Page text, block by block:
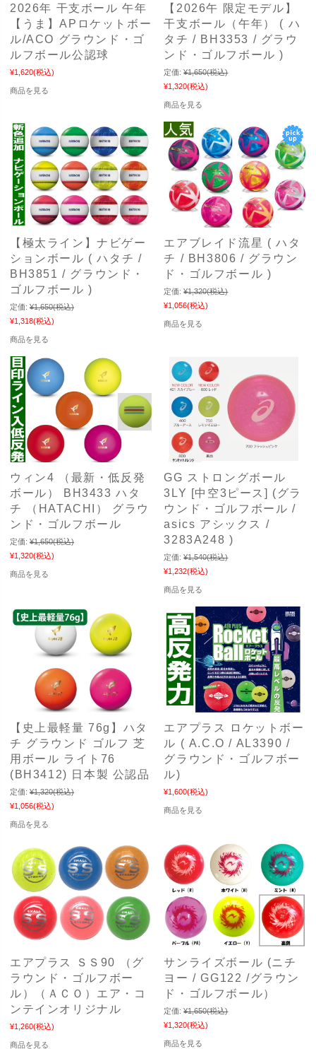
2026年 干支ボール 午年
【うま】APロケットボー
ル/ACO グラウンド・ゴ
ルフボール公認球
¥1,620(税込)
商品を見る
【2026午 限定モデル】
干支ボール（午年） ( ハ
タチ / BH3353 / グラウ
ンド・ゴルフボール )
定価: ¥1,650(税込)
¥1,320(税込)
商品を見る
【極太ライン】ナビゲー
ションボール ( ハタチ /
BH3851 / グラウンド・
ゴルフボール )
定価: ¥1,650(税込)
¥1,318(税込)
商品を見る
エアブレイド流星 ( ハタ
チ / BH3806 / グラウン
ド・ゴルフボール )
定価: ¥1,320(税込)
¥1,056(税込)
商品を見る
ウィン4 （最新・低反発
ボール） BH3433 ハタ
チ （HATACHI） グラウ
ンド・ゴルフボール
定価: ¥1,650(税込)
¥1,320(税込)
商品を見る
GG ストロングボール
3LY [中空3ピース] (グラ
ウンド・ゴルフボール /
asics アシックス /
3283A248 )
定価: ¥1,540(税込)
¥1,232(税込)
商品を見る
【史上最軽量 76g】ハタ
チ グラウンド ゴルフ 芝
用ボール ライト76
(BH3412) 日本製 公認品
定価: ¥1,320(税込)
¥1,056(税込)
商品を見る
エアプラス ロケットボー
ル ( A.C.O / AL3390 /
グラウンド・ゴルフボー
ル)
¥1,600(税込)
商品を見る
エアプラス ＳＳ90 （グ
ラウンド・ゴルフボー
ル）（ＡＣＯ）エア・コ
ンテインオリジナル
¥1,260(税込)
商品を見る
サンライズボール (ニチ
ヨー / GG122 /グラウン
ド・ゴルフボール）
定価: ¥1,650(税込)
¥1,320(税込)
商品を見る